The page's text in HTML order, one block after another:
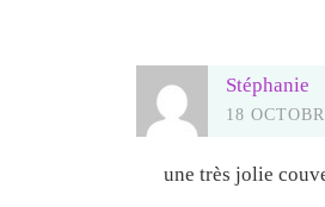
Stéphanie
18
une très jolie